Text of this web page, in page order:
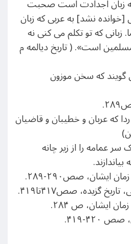
زبان اجدادت است صحبت
نشد] به عربی که زبان
که تو تکلم می کنی نه
است». ( تاریخ دیالمه م
گویند که سخن موزون
که عربان و خطیبان و قاضیان
عمامه را از زیر چانه